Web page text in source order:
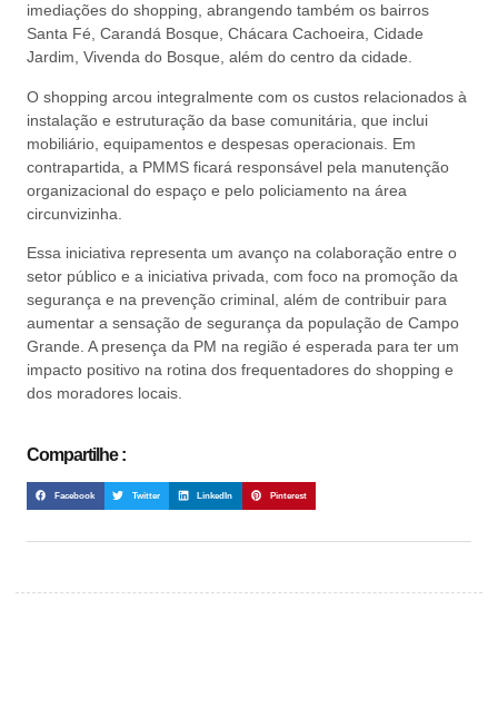
imediações do shopping, abrangendo também os bairros
Santa Fé, Carandá Bosque, Chácara Cachoeira, Cidade
Jardim, Vivenda do Bosque, além do centro da cidade.
O shopping arcou integralmente com os custos relacionados à
instalação e estruturação da base comunitária, que inclui
mobiliário, equipamentos e despesas operacionais. Em
contrapartida, a PMMS ficará responsável pela manutenção
organizacional do espaço e pelo policiamento na área
circunvizinha.
Essa iniciativa representa um avanço na colaboração entre o
setor público e a iniciativa privada, com foco na promoção da
segurança e na prevenção criminal, além de contribuir para
aumentar a sensação de segurança da população de Campo
Grande. A presença da PM na região é esperada para ter um
impacto positivo na rotina dos frequentadores do shopping e
dos moradores locais.
Compartilhe :
Facebook Twitter LinkedIn Pinterest